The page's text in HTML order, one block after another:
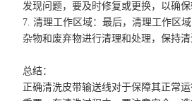
发现问题，要及时修复或更换，以确保
7. 清理工作区域：最后，清理工作区
杂物和废弃物进行清理和处理，保持清
总结：
正确清洗皮带输送线对于保障其正常